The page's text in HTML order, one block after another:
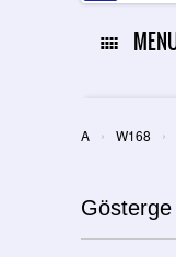
A › W168 ›
Gösterge